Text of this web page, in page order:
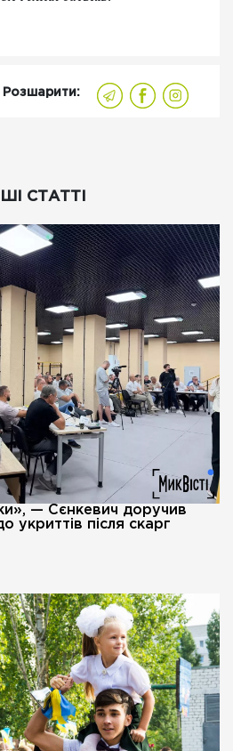
Розшарити:
СТАТТІ
— Сєнкевич доручив
укриттів після скарг